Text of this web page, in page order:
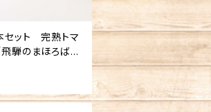
セット 完熟トマ
騨のまほろば」5
リンゴジュー
花」500ml 3本